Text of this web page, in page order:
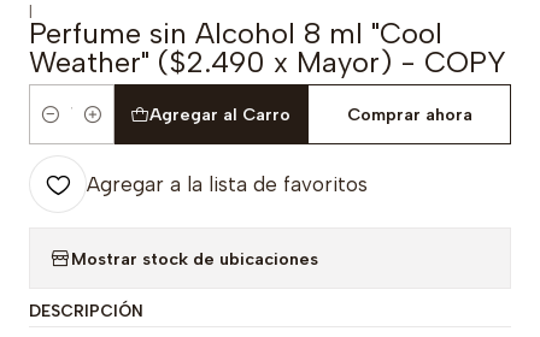
|
Perfume sin Alcohol 8 ml "Cool
Weather" ($2.490 x Mayor) - COPY
Cantidad
Agregar al Carro Comprar ahora
Agregar a la lista de favoritos
Mostrar stock de ubicaciones
DESCRIPCIÓN